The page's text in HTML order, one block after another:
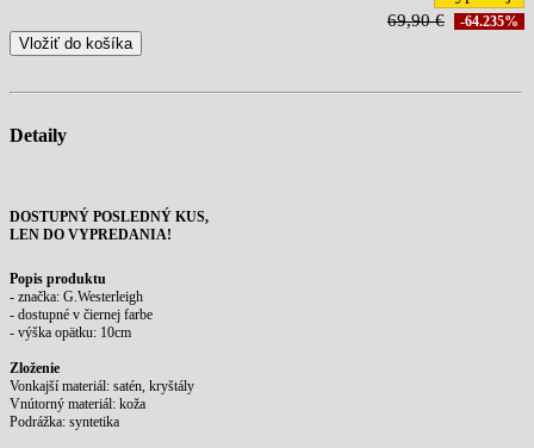
69,90 € -64.235%
Vložiť do košíka
Detaily
DOSTUPNÝ POSLEDNÝ KUS,
LEN DO VYPREDANIA!
Popis produktu
- značka: G.Westerleigh
- dostupné v čiernej farbe
- výška opätku: 10cm
Zloženie
Vonkajší materiál: satén, kryštály
Vnútorný materiál: koža
Podrážka: syntetika